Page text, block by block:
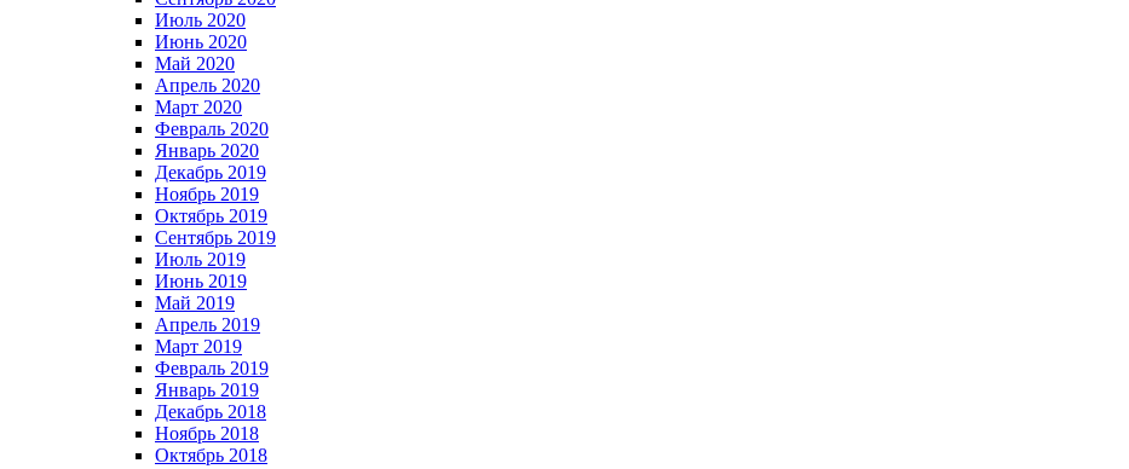
Июль 2020
Июнь 2020
Май 2020
Апрель 2020
Март 2020
Февраль 2020
Январь 2020
Декабрь 2019
Ноябрь 2019
Октябрь 2019
Сентябрь 2019
Июль 2019
Июнь 2019
Май 2019
Апрель 2019
Март 2019
Февраль 2019
Январь 2019
Декабрь 2018
Ноябрь 2018
Октябрь 2018